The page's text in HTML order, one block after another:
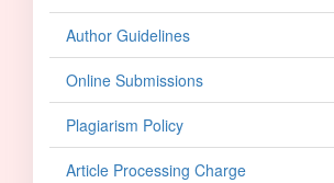
Author Guidelines
Online Submissions
Plagiarism Policy
Article Processing Charge